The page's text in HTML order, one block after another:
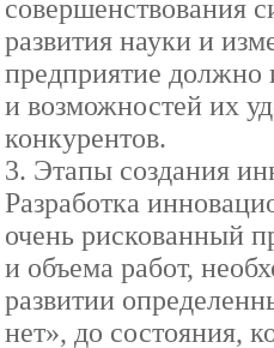
совершенствования
развития науки и
предприятие должно
и возможностей их
конкурентов.
3. Этапы создания
Разработка
очень рискованный
и объема работ,
развитии
нет», до состояния,